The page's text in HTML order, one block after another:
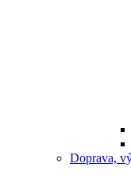
Doprava,